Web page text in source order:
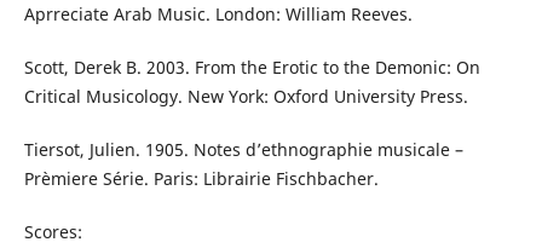
Aprreciate Arab Music. London: William Reeves.
Scott, Derek B. 2003. From the Erotic to the Demonic: On
Critical Musicology. New York: Oxford University Press.
Tiersot, Julien. 1905. Notes d’ethnographie musicale –
Prèmiere Série. Paris: Librairie Fischbacher.
Scores: